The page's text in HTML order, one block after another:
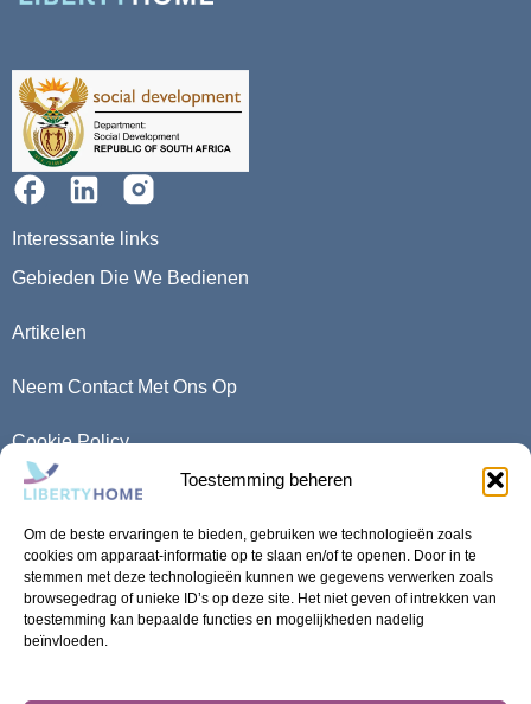
Toestemming beheren
Om de beste ervaringen te bieden, gebruiken we technologieën zoals
cookies om apparaat-informatie op te slaan en/of te openen. Door in te
stemmen met deze technologieën kunnen we gegevens verwerken zoals
browsegedrag of unieke ID’s op deze site. Het niet geven of intrekken van
toestemming kan bepaalde functies en mogelijkheden nadelig
beïnvloeden.
Interessante links
Gebieden Die We Bedienen
Artikelen
Neem Contact Met Ons Op
Cookie Policy
Privacy Policy
5 Boulder Rd, Marina Da Gama, Cape Town, 7945